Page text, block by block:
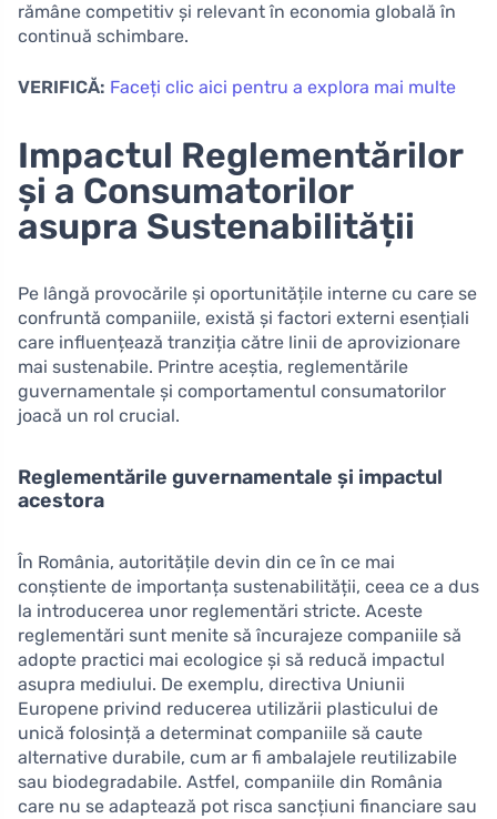
rămâne competitiv și relevant în economia globală în
continuă schimbare.
VERIFICĂ: Faceți clic aici pentru a explora mai multe
Impactul Reglementărilor
și a Consumatorilor
asupra Sustenabilității
Pe lângă provocările și oportunitățile interne cu care se
confruntă companiile, există și factori externi esențiali
care influențează tranziția către linii de aprovizionare
mai sustenabile. Printre aceștia, reglementările
guvernamentale și comportamentul consumatorilor
joacă un rol crucial.
Reglementările guvernamentale și impactul
acestora
În România, autoritățile devin din ce în ce mai
conștiente de importanța sustenabilității, ceea ce a dus
la introducerea unor reglementări stricte. Aceste
reglementări sunt menite să încurajeze companiile să
adopte practici mai ecologice și să reducă impactul
asupra mediului. De exemplu, directiva Uniunii
Europene privind reducerea utilizării plasticului de
unică folosință a determinat companiile să caute
alternative durabile, cum ar fi ambalajele reutilizabile
sau biodegradabile. Astfel, companiile din România
care nu se adaptează pot risca sancțiuni financiare sau